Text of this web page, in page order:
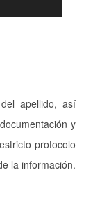
apellido, así
y
protocolo
la información.